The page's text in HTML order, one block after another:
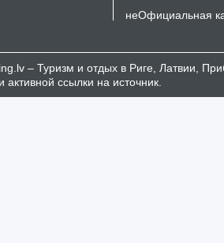
неОфициальная
– Туризм и отдых в Риге, Латвии,
активной ссылки на источник.